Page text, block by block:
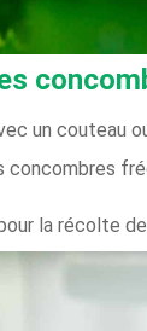
un couteau
la récolte